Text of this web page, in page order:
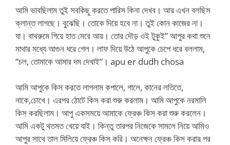
আমি ভাবছিলাম তুই সবকিছু করতে পারিস কিনা দেখব। আর এখন বলছিস
ক্লান্ত লাগছে। বুঝেছি। তোকে দিয়ে হবে না। তুই কোন কাজের না।
যা। বাথরুমে গিয়ে হাত মেরে আয়। তোর দৌড় ওই টুকুই” আপুর কথা শুনে
মাথার মধ্যে আগুন ধরে গেল। লাফ দিয়ে উঠে আপুকে চেপে ধরে বললাম,
“চল, তোমাকে আমার দম দেখাই”। apu er dudh chosa
আমি আপুকে কিস করতে লাগলাম কপালে, গালে, কানের লতিতে,
নাকে,চোখে। এরপর ঠোটে কিস করা শুরু করলাম। আমি আপুকে নরমালি
কিস করছিলাম। আপু একসময়ে আমাকে ফ্রেঞ্চ কিস করা শুরু করলেন।
আমি একটু থতমত খেয়ে যাই। কিন্তু তারপর নিজেকে সামলে নিয়ে আমিও
আপুর সাথে তাল মিলিয়ে ফ্রেঞ্চ কিস করি। অনেক্ষন ফ্রেঞ্চ কিস করার পর